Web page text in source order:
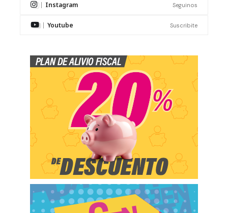
Instagram Seguinos
Youtube Suscribite